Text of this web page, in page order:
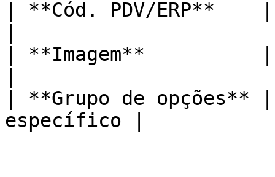
| **Cód. PDV/ERP**    |
| **Imagem**          |
| **Grupo de opções** |